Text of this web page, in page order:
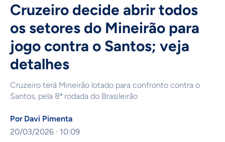
Cruzeiro decide abrir todos
os setores do Mineirão para
jogo contra o Santos; veja
detalhes
Cruzeiro terá Mineirão lotado para confronto contra o
Santos, pela 8ª rodada do Brasileirão
Por Davi Pimenta
20/03/2026 · 10:09